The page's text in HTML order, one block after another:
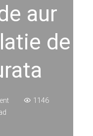
aur
de
1146